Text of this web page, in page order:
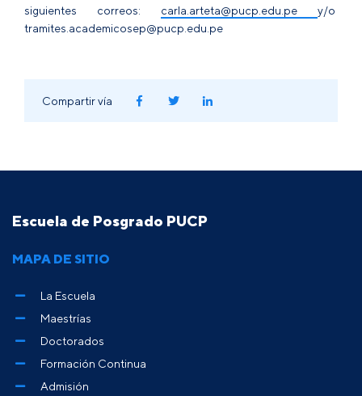
siguientes correos: carla.arteta@pucp.edu.pe y/o
tramites.academicosep@pucp.edu.pe
Compartir vía
Escuela de Posgrado PUCP
MAPA DE SITIO
La Escuela
Maestrías
Doctorados
Formación Continua
Admisión